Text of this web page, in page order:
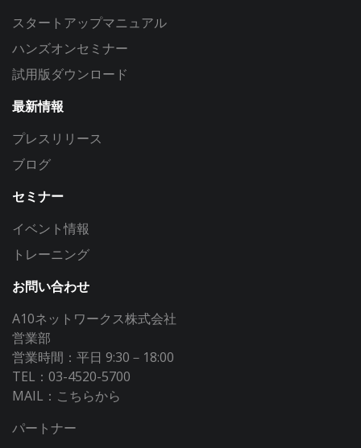
スタートアップマニュアル
ハンズオンセミナー
試用版ダウンロード
最新情報
プレスリリース
ブログ
セミナー
イベント情報
トレーニング
お問い合わせ
A10ネットワークス株式会社
営業部
営業時間：平日 9:30－18:00
TEL：03-4520-5700
MAIL： こちらから
パートナー